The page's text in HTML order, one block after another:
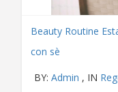
Beauty Routine
con sè
BY: Admin , IN